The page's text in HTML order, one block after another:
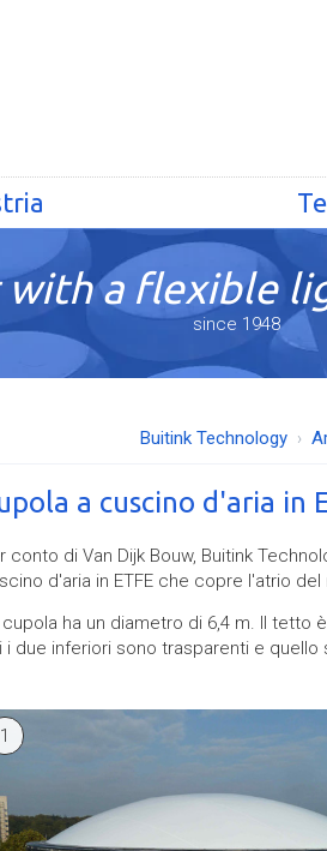
with a flexible
since 1948
Buitink Technology
a cuscino d'aria in
conto di Van Dijk Bouw, Buitink
d'aria in ETFE che copre l'atrio
cupola ha un diametro di 6,4 m. Il tetto
i due inferiori sono trasparenti e
1